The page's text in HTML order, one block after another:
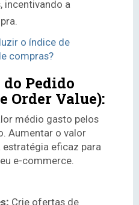
incentivando a
o índice de
compras?
Pedido
Order Value):
médio gasto pelos
Aumentar o valor
eficaz para
e-commerce.
Crie ofertas de